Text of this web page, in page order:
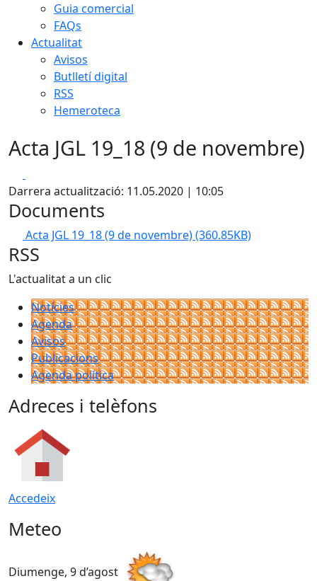
Guia comercial
FAQs
Actualitat
Avisos
Butlletí digital
RSS
Hemeroteca
Acta JGL 19_18 (9 de novembre)
Darrera actualització: 11.05.2020 | 10:05
Documents
Acta JGL 19_18 (9 de novembre)(360.85KB)
RSS
L'actualitat a un clic
Notícies
Agenda
Avisos
Publicacions
Agenda política
Adreces i telèfons
Accedeix
Meteo
Diumenge, 9 d’agost